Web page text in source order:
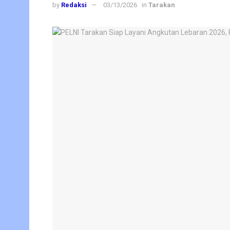
by Redaksi 03/13/2026 in Tarakan